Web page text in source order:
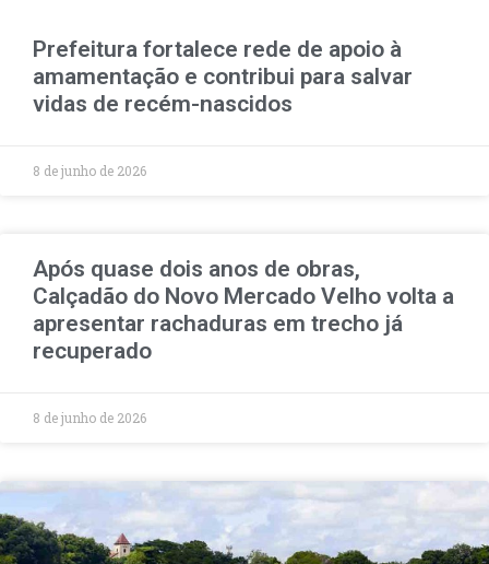
Prefeitura fortalece rede de apoio à
amamentação e contribui para salvar
vidas de recém-nascidos
8 de junho de 2026
Após quase dois anos de obras,
Calçadão do Novo Mercado Velho volta a
apresentar rachaduras em trecho já
recuperado
8 de junho de 2026